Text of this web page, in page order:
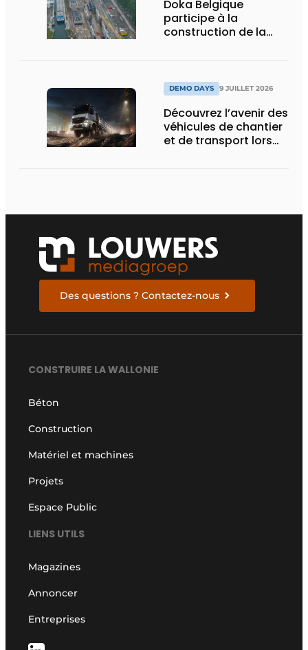
Doka Belgique
participe à la
construction de la
DEMO DAYS 9 JUILLET 2026
Découvrez l’avenir des
véhicules de chantier
et de transport lors
Des questions ? Contactez-nous
CONSTRUIRE LA WALLONIE
Béton
Construction
Matériel et machines
Projets
Espace Public
LIENS UTILS
Magazines
Annoncer
Entreprises